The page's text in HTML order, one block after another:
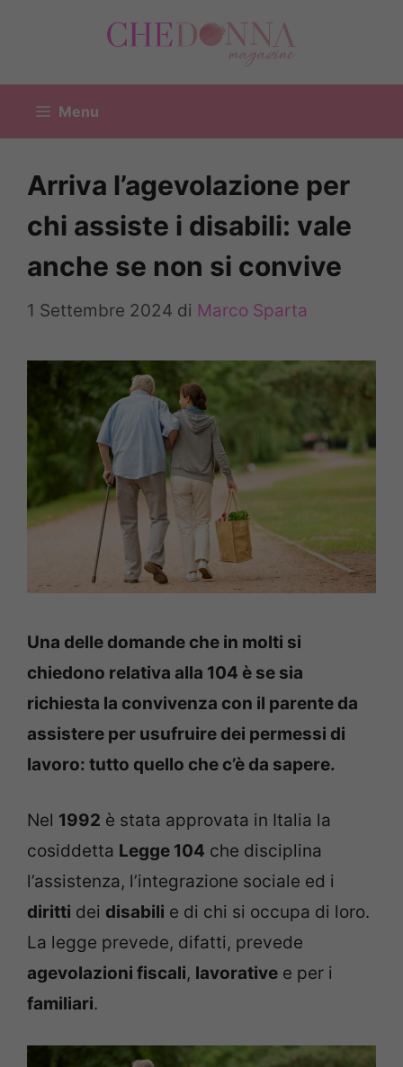
Menu
Arriva l’agevolazione per
chi assiste i disabili: vale
anche se non si convive
1 Settembre 2024 di Marco Sparta
Una delle domande che in molti si
chiedono relativa alla 104 è se sia
richiesta la convivenza con il parente da
assistere per usufruire dei permessi di
lavoro: tutto quello che c’è da sapere.
Nel 1992 è stata approvata in Italia la
cosiddetta Legge 104 che disciplina
l’assistenza, l’integrazione sociale ed i
diritti dei disabili e di chi si occupa di loro.
La legge prevede, difatti, prevede
agevolazioni fiscali, lavorative e per i
familiari.